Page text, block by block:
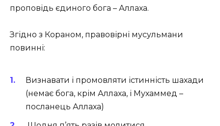
проповідь єдиного бога – Аллаха.
Згідно з Кораном, правовірні мусульмани
повинні:
Визнавати і промовляти істинність шахади
(немає бога, крім Аллаха, і Мухаммед –
посланець Аллаха)